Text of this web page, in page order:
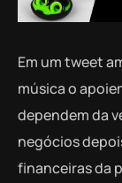
Em um tweet
música o
dependem da
negócios
financeiras da